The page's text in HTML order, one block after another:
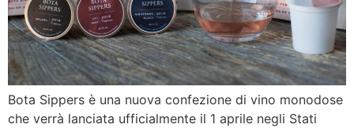
Bota Sippers è una nuova confezione di vino monodose
che verrà lanciata ufficialmente il 1 aprile negli Stati